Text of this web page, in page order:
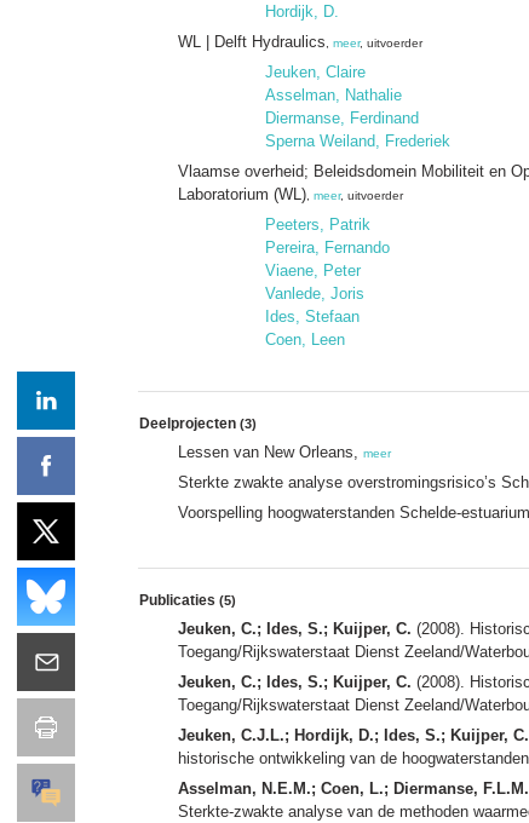
Hordijk, D.
WL | Delft Hydraulics
meer, uitvoerder
Jeuken, Claire
Asselman, Nathalie
Diermanse, Ferdinand
Sperna Weiland, Frederiek
Vlaamse overheid; Beleidsdomein Mobiliteit en
Laboratorium (WL) meer, uitvoerder
Peeters, Patrik
Pereira, Fernando
Viaene, Peter
Vanlede, Joris
Ides, Stefaan
Coen, Leen
Deelprojecten (3)
Lessen van New Orleans, meer
Sterkte zwakte analyse overstromingsrisico’s
Voorspelling hoogwaterstanden Schelde-
Publicaties (5)
Jeuken, C.; Ides, S.; Kuijper, C. (2008).
Toegang/Rijkswaterstaat Dienst Zeeland/
Jeuken, C.; Ides, S.; Kuijper, C. (2008).
Toegang/Rijkswaterstaat Dienst Zeeland/
Jeuken, C.J.L.; Hordijk, D.; Ides, S.; Kuijper,
historische ontwikkeling van de
Asselman, N.E.M.; Coen, L.; Diermanse,
Sterkte-zwakte analyse van de methoden